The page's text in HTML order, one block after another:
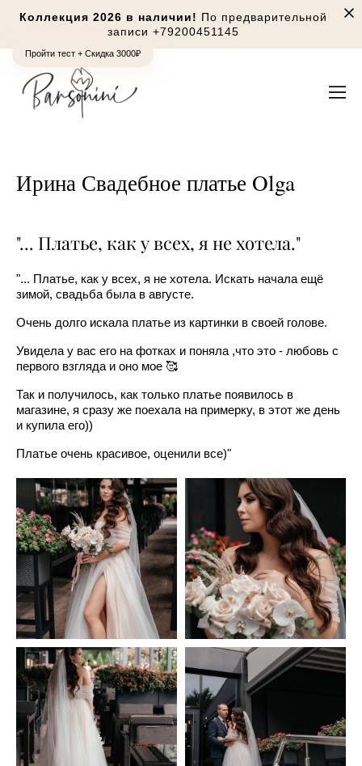
Пройти тест + Скидка 3000₽
Коллекция 2026 в наличии! По предварительной
записи +79200451145
Ирина Свадебное платье Olga
"... Платье, как у всех, я не хотела."
"... Платье, как у всех, я не хотела. Искать начала ещё
зимой, свадьба была в августе.
Очень долго искала платье из картинки в своей голове.
Увидела у вас его на фотках и поняла ,что это - любовь с
первого взгляда и оно мое 🥰
Так и получилось, как только платье появилось в
магазине, я сразу же поехала на примерку, в этот же день
и купила его))
Платье очень красивое, оценили все)"